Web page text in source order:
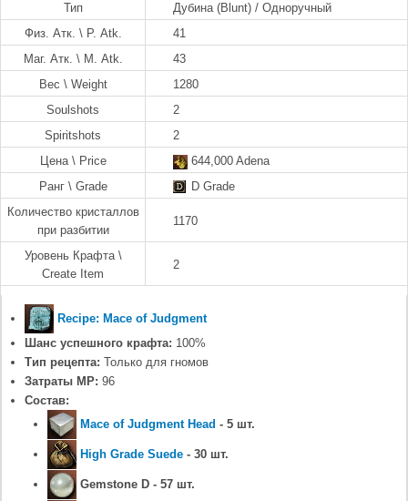
Тип
Дубина (Blunt) / Одноручный
Физ. Атк. \ P. Atk.
41
Маг. Атк. \ M. Atk.
43
Вес \ Weight
1280
Soulshots
2
Spiritshots
2
Цена \ Price
644,000 Adena
Ранг \ Grade
D Grade
Количество кристаллов
при разбитии
1170
Уровень Крафта \
Create Item
2
Recipe: Mace of Judgment
Шанс успешного крафта: 100%
Тип рецепта: Только для гномов
Затраты MP: 96
Состав:
Mace of Judgment Head - 5 шт.
High Grade Suede - 30 шт.
Gemstone D - 57 шт.